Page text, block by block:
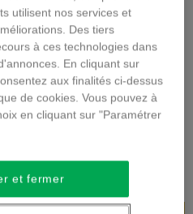
utilisent nos services et
Des tiers
à ces technologies dans
En cliquant sur
aux finalités ci-dessus
de cookies. Vous pouvez à
en cliquant sur "Paramétrer
et fermer